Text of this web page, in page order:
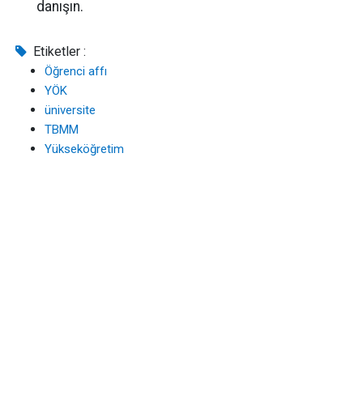
danışın.
Etiketler :
Öğrenci affı
YÖK
üniversite
TBMM
Yükseköğretim